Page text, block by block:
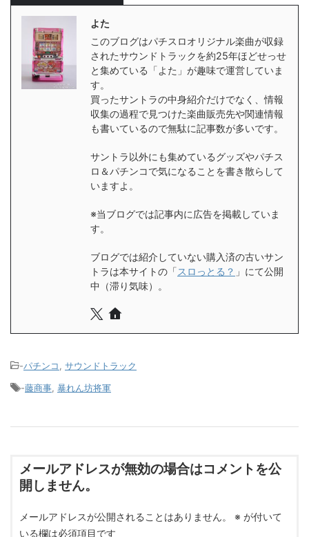
よた
このブログはパチスロオリジナル楽曲が収録
されたサウンドトラックを約25年ほどせっせ
と集めている「よた」が趣味で運営していま
す。
買ったサントラの中身紹介だけでなく、情報
収集の過程で見つけた楽曲販売先や関連情報
も書いているので無駄に記事数が多いです。
サントラ以外にも集めているグッズやパチス
ロ＆パチンコで気になることを書き散らして
いますよ。
※当ブログでは記事内に広告を掲載していま
す。
ブログでは紹介していない購入済の古いサン
トラは本サイトの「スロっとる？ 」にて公開
中（滞り気味）。
-パチンコ
サウンドトラック
-藤商事 暴れん坊将軍
メールアドレスが無効の場合はコメントを公
開しません。
メールアドレスが公開されることはありません。 ※ が付いて
いる欄は必須項目です